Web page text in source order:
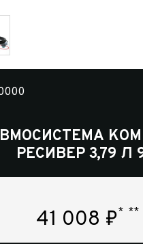
РЕСИВЕР 3,79 Л
41 008 ₽* **